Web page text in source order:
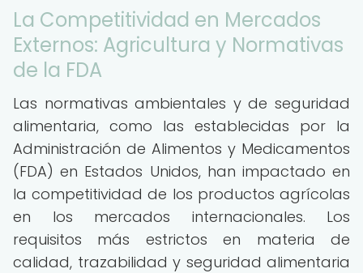
La Competitividad en Mercados
Externos: Agricultura y Normativas
de la FDA
Las normativas ambientales y de seguridad
alimentaria, como las establecidas por la
Administración de Alimentos y Medicamentos
(FDA) en Estados Unidos, han impactado en
la competitividad de los productos agrícolas
en los mercados internacionales. Los
requisitos más estrictos en materia de
calidad, trazabilidad y seguridad alimentaria